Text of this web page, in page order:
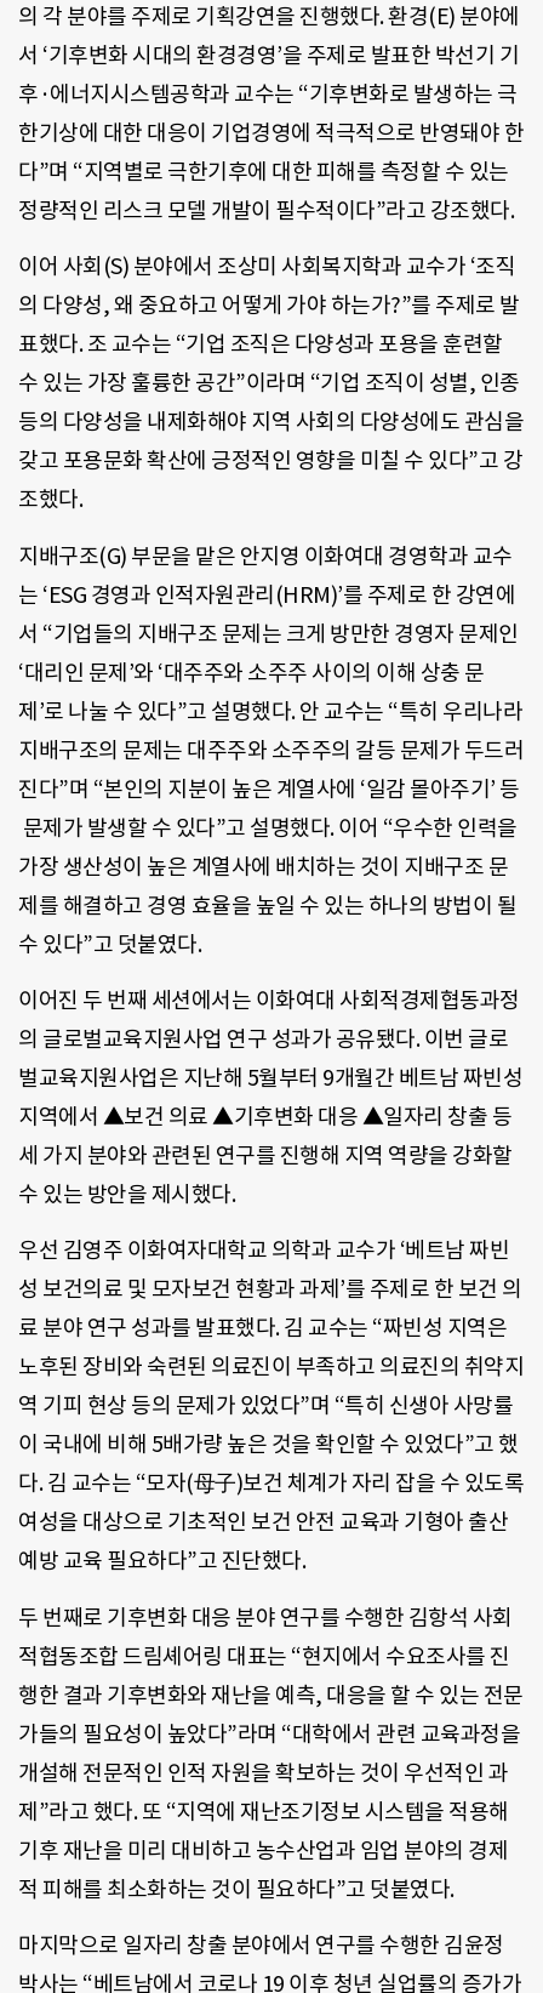
의 각 분야를 주제로 기획강연을 진행했다. 환경(E) 분야에
서 ‘기후변화 시대의 환경경영’을 주제로 발표한 박선기 기
후·에너지시스템공학과 교수는 “기후변화로 발생하는 극
한기상에 대한 대응이 기업경영에 적극적으로 반영돼야 한
다”며 “지역별로 극한기후에 대한 피해를 측정할 수 있는
정량적인 리스크 모델 개발이 필수적이다”라고 강조했다.
이어 사회(S) 분야에서 조상미 사회복지학과 교수가 ‘조직
의 다양성, 왜 중요하고 어떻게 가야 하는가?”를 주제로 발
표했다. 조 교수는 “기업 조직은 다양성과 포용을 훈련할
수 있는 가장 훌륭한 공간”이라며 “기업 조직이 성별, 인종
등의 다양성을 내제화해야 지역 사회의 다양성에도 관심을
갖고 포용문화 확산에 긍정적인 영향을 미칠 수 있다”고 강
조했다.
지배구조(G) 부문을 맡은 안지영 이화여대 경영학과 교수
는 ‘ESG 경영과 인적자원관리(HRM)’를 주제로 한 강연에
서 “기업들의 지배구조 문제는 크게 방만한 경영자 문제인
‘대리인 문제’와 ‘대주주와 소주주 사이의 이해 상충 문
제’로 나눌 수 있다”고 설명했다. 안 교수는 “특히 우리나라
지배구조의 문제는 대주주와 소주주의 갈등 문제가 두드러
진다”며 “본인의 지분이 높은 계열사에 ‘일감 몰아주기’ 등
문제가 발생할 수 있다”고 설명했다. 이어 “우수한 인력을
가장 생산성이 높은 계열사에 배치하는 것이 지배구조 문
제를 해결하고 경영 효율을 높일 수 있는 하나의 방법이 될
수 있다”고 덧붙였다.
이어진 두 번째 세션에서는 이화여대 사회적경제협동과정
의 글로벌교육지원사업 연구 성과가 공유됐다. 이번 글로
벌교육지원사업은 지난해 5월부터 9개월간 베트남 짜빈성
지역에서 ▲보건 의료 ▲기후변화 대응 ▲일자리 창출 등
세 가지 분야와 관련된 연구를 진행해 지역 역량을 강화할
수 있는 방안을 제시했다.
우선 김영주 이화여자대학교 의학과 교수가 ‘베트남 짜빈
성 보건의료 및 모자보건 현황과 과제’를 주제로 한 보건 의
료 분야 연구 성과를 발표했다. 김 교수는 “짜빈성 지역은
노후된 장비와 숙련된 의료진이 부족하고 의료진의 취약지
역 기피 현상 등의 문제가 있었다”며 “특히 신생아 사망률
이 국내에 비해 5배가량 높은 것을 확인할 수 있었다”고 했
다. 김 교수는 “모자(母子)보건 체계가 자리 잡을 수 있도록
여성을 대상으로 기초적인 보건 안전 교육과 기형아 출산
예방 교육 필요하다”고 진단했다.
두 번째로 기후변화 대응 분야 연구를 수행한 김항석 사회
적협동조합 드림셰어링 대표는 “현지에서 수요조사를 진
행한 결과 기후변화와 재난을 예측, 대응을 할 수 있는 전문
가들의 필요성이 높았다”라며 “대학에서 관련 교육과정을
개설해 전문적인 인적 자원을 확보하는 것이 우선적인 과
제”라고 했다. 또 “지역에 재난조기정보 시스템을 적용해
기후 재난을 미리 대비하고 농수산업과 임업 분야의 경제
적 피해를 최소화하는 것이 필요하다”고 덧붙였다.
마지막으로 일자리 창출 분야에서 연구를 수행한 김윤정
박사는 “베트남에서 코로나 19 이후 청년 실업률의 증가가